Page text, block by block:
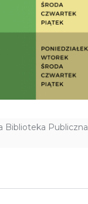
Biblioteka